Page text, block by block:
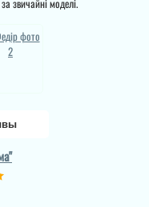
звичайні моделі.